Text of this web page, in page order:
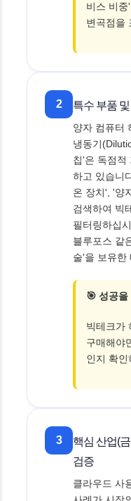
비스 비
변곡점을
2 특수 부품
양자 컴퓨터
냉동기
칩'은 독점적
하고 있습니
온 장치', '양
검색하여 빅
필터링하십
블루포스 같
술'을 보유한
🎯 성공
빅테크가
구매해야
인지 확인
3
핵심 산업(
검증
클라우드 사